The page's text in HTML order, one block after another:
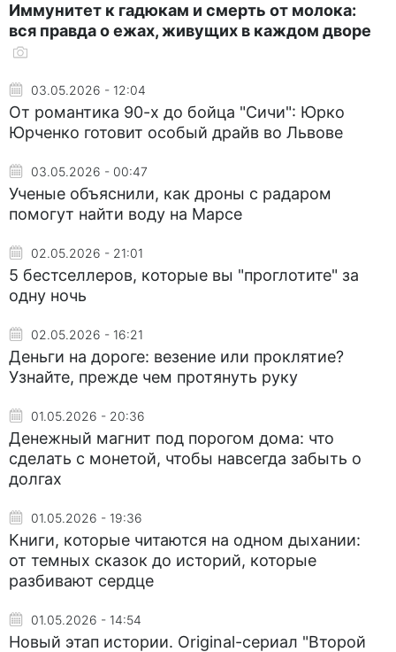
Иммунитет к гадюкам и смерть от молока:
вся правда о ежах, живущих в каждом дворе
03.05.2026 - 12:04
От романтика 90-х до бойца "Сичи": Юрко
Юрченко готовит особый драйв во Львове
03.05.2026 - 00:47
Ученые объяснили, как дроны с радаром
помогут найти воду на Марсе
02.05.2026 - 21:01
5 бестселлеров, которые вы "проглотите" за
одну ночь
02.05.2026 - 16:21
Деньги на дороге: везение или проклятие?
Узнайте, прежде чем протянуть руку
01.05.2026 - 20:36
Денежный магнит под порогом дома: что
сделать с монетой, чтобы навсегда забыть о
долгах
01.05.2026 - 19:36
Книги, которые читаются на одном дыхании:
от темных сказок до историй, которые
разбивают сердце
01.05.2026 - 14:54
Новый этап истории. Оriginal-сериал "Второй